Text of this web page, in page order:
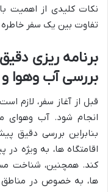
نکات کلیدی از اهمیت
تفاوت بین یک سفر خاطره
برنامه ریزی
بررسی آب وهوا
قبل از آغاز سفر، لازم
انجام شود. آب وهوای
بنابراین بررسی دقیق
اقامتگاه ها، به ویژه
کند. همچنین، شناخت
ها، به خصوص در مناطق